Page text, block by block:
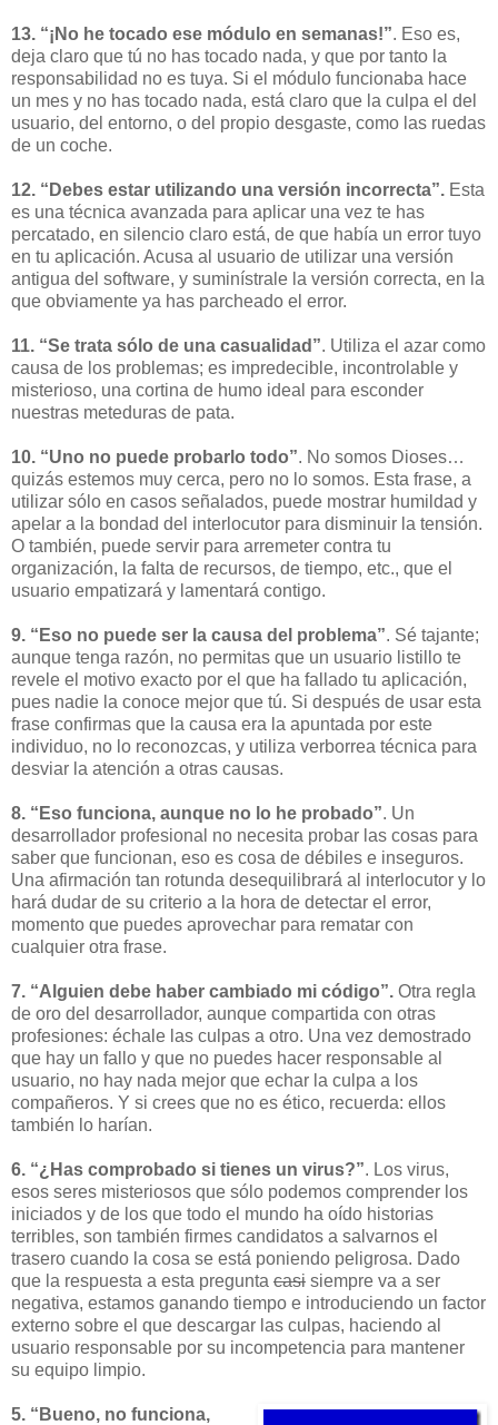
13. “¡No he tocado ese módulo en semanas!”. Eso es,
deja claro que tú no has tocado nada, y que por tanto la
responsabilidad no es tuya. Si el módulo funcionaba hace
un mes y no has tocado nada, está claro que la culpa el del
usuario, del entorno, o del propio desgaste, como las ruedas
de un coche.
12. “Debes estar utilizando una versión incorrecta”. Esta
es una técnica avanzada para aplicar una vez te has
percatado, en silencio claro está, de que había un error tuyo
en tu aplicación. Acusa al usuario de utilizar una versión
antigua del software, y suminístrale la versión correcta, en la
que obviamente ya has parcheado el error.
11. “Se trata sólo de una casualidad”. Utiliza el azar como
causa de los problemas; es impredecible, incontrolable y
misterioso, una cortina de humo ideal para esconder
nuestras meteduras de pata.
10. “Uno no puede probarlo todo”. No somos Dioses…
quizás estemos muy cerca, pero no lo somos. Esta frase, a
utilizar sólo en casos señalados, puede mostrar humildad y
apelar a la bondad del interlocutor para disminuir la tensión.
O también, puede servir para arremeter contra tu
organización, la falta de recursos, de tiempo, etc., que el
usuario empatizará y lamentará contigo.
9. “Eso no puede ser la causa del problema”. Sé tajante;
aunque tenga razón, no permitas que un usuario listillo te
revele el motivo exacto por el que ha fallado tu aplicación,
pues nadie la conoce mejor que tú. Si después de usar esta
frase confirmas que la causa era la apuntada por este
individuo, no lo reconozcas, y utiliza verborrea técnica para
desviar la atención a otras causas.
8. “Eso funciona, aunque no lo he probado”. Un
desarrollador profesional no necesita probar las cosas para
saber que funcionan, eso es cosa de débiles e inseguros.
Una afirmación tan rotunda desequilibrará al interlocutor y lo
hará dudar de su criterio a la hora de detectar el error,
momento que puedes aprovechar para rematar con
cualquier otra frase.
7. “Alguien debe haber cambiado mi código”. Otra regla
de oro del desarrollador, aunque compartida con otras
profesiones: échale las culpas a otro. Una vez demostrado
que hay un fallo y que no puedes hacer responsable al
usuario, no hay nada mejor que echar la culpa a los
compañeros. Y si crees que no es ético, recuerda: ellos
también lo harían.
6. “¿Has comprobado si tienes un virus?”. Los virus,
esos seres misteriosos que sólo podemos comprender los
iniciados y de los que todo el mundo ha oído historias
terribles, son también firmes candidatos a salvarnos el
trasero cuando la cosa se está poniendo peligrosa. Dado
que la respuesta a esta pregunta casi siempre va a ser
negativa, estamos ganando tiempo e introduciendo un factor
externo sobre el que descargar las culpas, haciendo al
usuario responsable por su incompetencia para mantener
su equipo limpio.
5. “Bueno, no funciona,